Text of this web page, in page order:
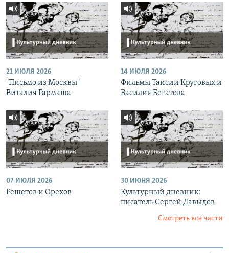
21 ИЮЛЯ 2026
"Письмо из Москвы"
Виталия Гармаша
14 ИЮЛЯ 2026
Фильмы Таисии Круговых и
Василия Богатова
07 ИЮЛЯ 2026
Решетов и Орехов
30 ИЮНЯ 2026
Культурный дневник:
писатель Сергей Давыдов
Смотреть все части